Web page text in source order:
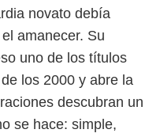
novato debía
amanecer. Su
uno de los títulos
los 2000 y abre la
descubran un
se hace: simple,